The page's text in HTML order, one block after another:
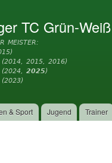
TC Grün-
MEISTER:
2015, 2016)
(2024,2025)
& Sport Jugend Trainer